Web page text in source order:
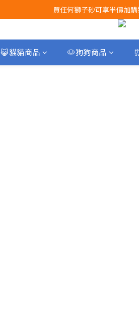
Airbuggy 全線現貨8折！
買任何獅子砂可享半價加
Airbuggy 全線現貨8折！
😺貓貓商品 🐶狗狗商品